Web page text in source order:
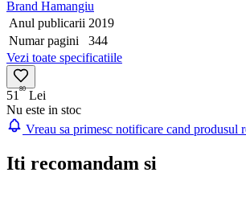
Brand Hamangiu
Anul publicarii 2019
Numar pagini
344
Vezi toate specificatiile
51 80 Lei
Nu este in stoc
Vreau sa primesc notificare cand produsul
Iti recomandam si